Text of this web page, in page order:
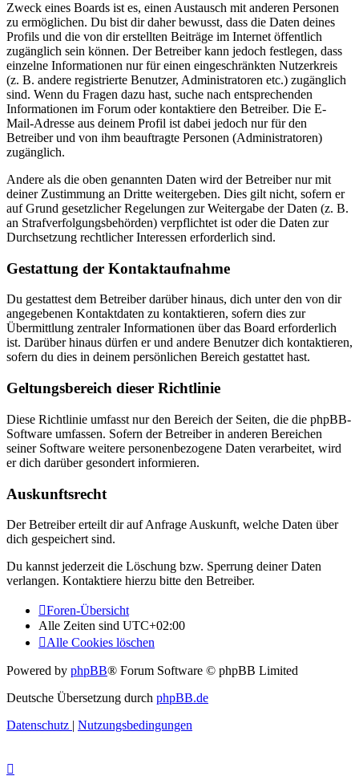
Zweck eines Boards ist es, einen Austausch mit anderen Personen
zu ermöglichen. Du bist dir daher bewusst, dass die Daten deines
Profils und die von dir erstellten Beiträge im Internet öffentlich
zugänglich sein können. Der Betreiber kann jedoch festlegen, dass
einzelne Informationen nur für einen eingeschränkten Nutzerkreis
(z. B. andere registrierte Benutzer, Administratoren etc.) zugänglich
sind. Wenn du Fragen dazu hast, suche nach entsprechenden
Informationen im Forum oder kontaktiere den Betreiber. Die E-
Mail-Adresse aus deinem Profil ist dabei jedoch nur für den
Betreiber und von ihm beauftragte Personen (Administratoren)
zugänglich.
Andere als die oben genannten Daten wird der Betreiber nur mit
deiner Zustimmung an Dritte weitergeben. Dies gilt nicht, sofern er
auf Grund gesetzlicher Regelungen zur Weitergabe der Daten (z. B.
an Strafverfolgungsbehörden) verpflichtet ist oder die Daten zur
Durchsetzung rechtlicher Interessen erforderlich sind.
Gestattung der Kontaktaufnahme
Du gestattest dem Betreiber darüber hinaus, dich unter den von dir
angegebenen Kontaktdaten zu kontaktieren, sofern dies zur
Übermittlung zentraler Informationen über das Board erforderlich
ist. Darüber hinaus dürfen er und andere Benutzer dich kontaktieren,
sofern du dies in deinem persönlichen Bereich gestattet hast.
Geltungsbereich dieser Richtlinie
Diese Richtlinie umfasst nur den Bereich der Seiten, die die phpBB-
Software umfassen. Sofern der Betreiber in anderen Bereichen
seiner Software weitere personenbezogene Daten verarbeitet, wird
er dich darüber gesondert informieren.
Auskunftsrecht
Der Betreiber erteilt dir auf Anfrage Auskunft, welche Daten über
dich gespeichert sind.
Du kannst jederzeit die Löschung bzw. Sperrung deiner Daten
verlangen. Kontaktiere hierzu bitte den Betreiber.
Foren-Übersicht
Alle Zeiten sind UTC+02:00
Alle Cookies löschen
Powered by phpBB® Forum Software © phpBB Limited
Deutsche Übersetzung durch phpBB.de
Datenschutz | Nutzungsbedingungen